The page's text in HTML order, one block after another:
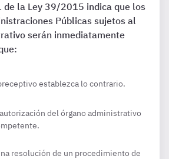
de la Ley 39/2015 indica que los
Públicas sujetos al
serán inmediatamente
establezca lo contrario.
del órgano administrativo
resolución de un procedimiento de